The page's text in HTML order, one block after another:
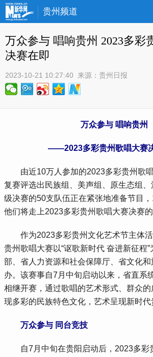
贵州频道
万众参与 唱响贵州 2023多彩
决赛在即
2023-10-21 10:27:40 来源： 贵州日报
万众参与 唱响贵州
——2023多彩贵州歌唱大赛
由近10万人参加的2023多彩贵州歌唱
复赛评选出民族组、美声组、原生态组
级决赛的50支队伍正在紧张地准备节目，
他们将走上2023多彩贵州歌唱大赛决赛的
作为2023多彩贵州文化艺术节主体活
贵州歌唱大赛以“讴歌新时代 奋进新征程
部、省人力资源和社会保障厅、省文化
办。该赛事自7月中旬启动以来，省直系
相继开赛，通过歌唱的艺术形式、群众
现多彩的民族特色文化，艺术呈现新时代
万众参与 同台竞技
自7月中旬在贵阳启动后，2023多彩